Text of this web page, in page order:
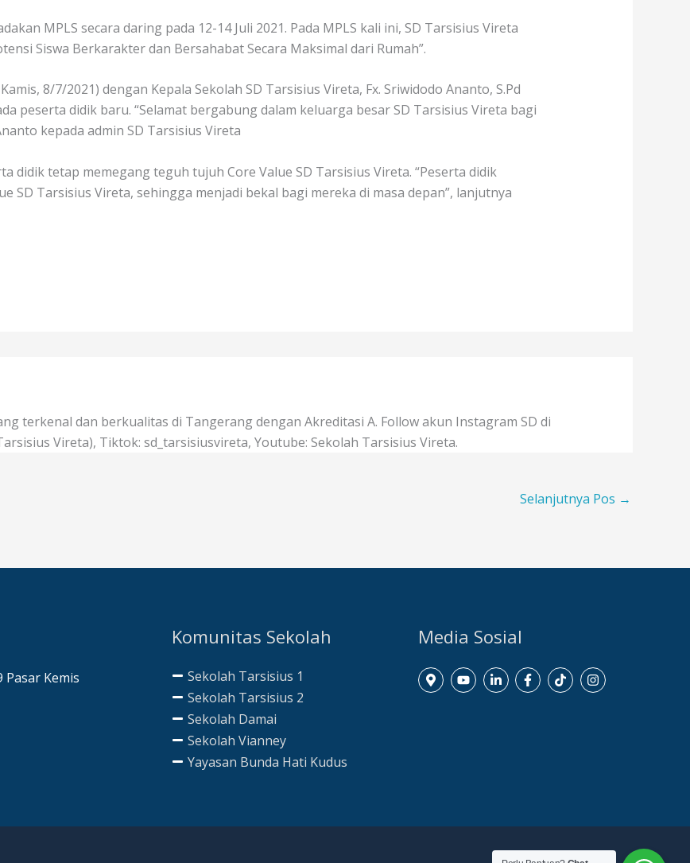
MPLS secara daring pada 12-14 Juli 2021. Pada MPLS kali ini, SD Tarsisius Vireta
Siswa Berkarakter dan Bersahabat Secara Maksimal dari Rumah”.
8/7/2021) dengan Kepala Sekolah SD Tarsisius Vireta, Fx. Sriwidodo Ananto, S.Pd
peserta didik baru. “Selamat bergabung dalam keluarga besar SD Tarsisius Vireta bagi
kepada admin SD Tarsisius Vireta
didik tetap memegang teguh tujuh Core Value SD Tarsisius Vireta. “Peserta didik
SD Tarsisius Vireta, sehingga menjadi bekal bagi mereka di masa depan”, lanjutnya
terkenal dan berkualitas di Tangerang dengan Akreditasi A. Follow akun Instagram SD di
Vireta), Tiktok: sd_tarsisiusvireta, Youtube: Sekolah Tarsisius Vireta.
Selanjutnya Pos →
Pasar Kemis
Komunitas Sekolah
Sekolah Tarsisius 1
Sekolah Tarsisius 2
Sekolah Damai
Sekolah Vianney
Yayasan Bunda Hati Kudus
Media Sosial